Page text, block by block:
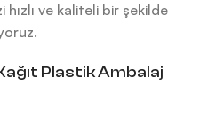
hızlı ve kaliteli bir şekilde
Plastik Ambalaj